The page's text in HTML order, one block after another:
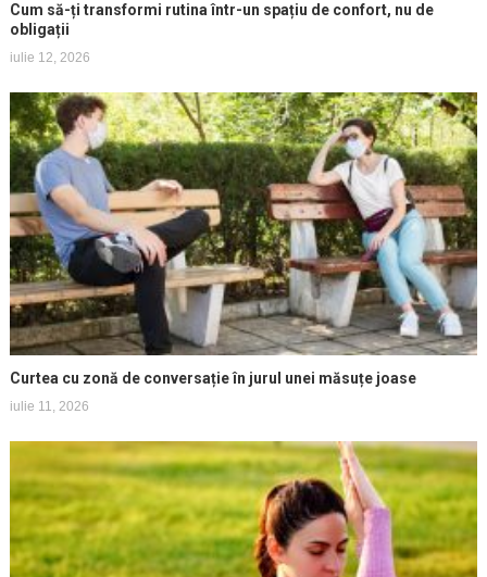
Cum să-ți transformi rutina într-un spațiu de confort, nu de
obligații
iulie 12, 2026
Curtea cu zonă de conversație în jurul unei măsuțe joase
iulie 11, 2026